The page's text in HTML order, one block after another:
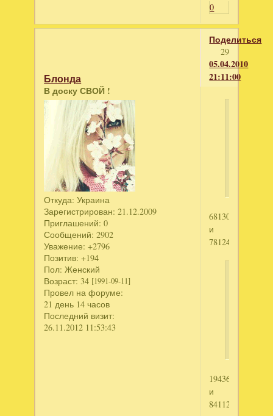
0
Поделиться
29
05.04.2010
21:11:00
Блонда
В доску СВОЙ !
Откуда: Украина
Зарегистрирован: 21.12.2009
Приглашений: 0
Сообщений: 2902
Уважение: +2796
Позитив: +194
Пол: Женский
Возраст: 34 [1991-09-11]
Провел на форуме:
21 день 14 часов
Последний визит:
26.11.2012 11:53:43
68130798884
и
78124812990
1943694832
и
84112814199